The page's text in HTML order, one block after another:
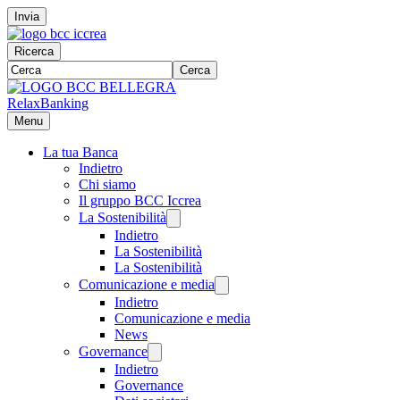
Invia
Ricerca
Cerca
RelaxBanking
Menu
La tua Banca
Indietro
Chi siamo
Il gruppo BCC Iccrea
La Sostenibilità
Indietro
La Sostenibilità
La Sostenibilità
Comunicazione e media
Indietro
Comunicazione e media
News
Governance
Indietro
Governance